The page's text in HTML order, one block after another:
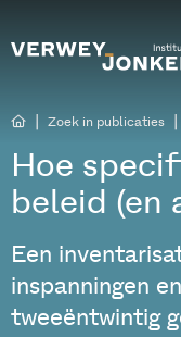
Zoek in publicaties
Hoe
beleid (en
Een
inspanningen
tweeëntwintig